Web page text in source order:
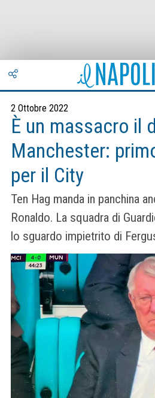
2 Ottobre 2022
È un massacro il
Manchester:
per il City
Ten Hag manda in panchina
Ronaldo. La squadra di
lo sguardo impietrito di